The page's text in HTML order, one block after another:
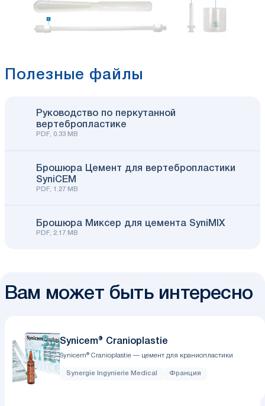
Полезные файлы
Руководство по перкутанной
вертебропластике
PDF, 0.33 MB
Брошюра Цемент для вертебропластики
SyniCEM
PDF, 1.27 MB
Брошюра Миксер для цемента SyniMIX
PDF, 2.17 MB
Вам может быть интересно
Synicem® Cranioplastie
Synicem® Cranioplastie — цемент для краниопластики
Synergie Ingуnierie Medical Франция